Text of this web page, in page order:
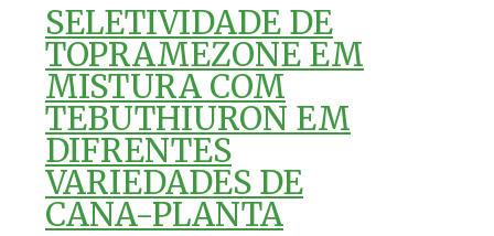
SELETIVIDADE DE
TOPRAMEZONE EM
MISTURA COM
TEBUTHIURON EM
DIFRENTES
VARIEDADES DE
CANA-PLANTA